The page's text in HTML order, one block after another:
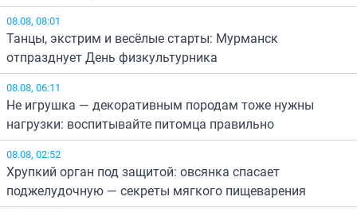
08.08, 08:01
Танцы, экстрим и весёлые старты: Мурманск
отпразднует День физкультурника
08.08, 06:11
Не игрушка — декоративным породам тоже нужны
нагрузки: воспитывайте питомца правильно
08.08, 02:52
Хрупкий орган под защитой: овсянка спасает
поджелудочную — секреты мягкого пищеварения